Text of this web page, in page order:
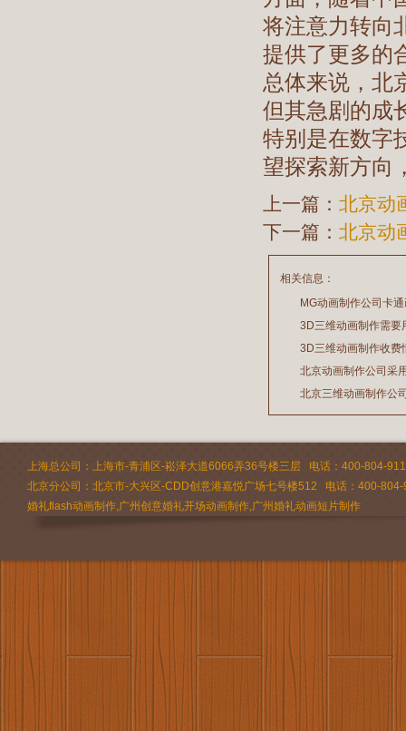
将注意力转向
提供了更多的
总体来说，北
但其急剧的成
特别是在数字
望探索新方向
上一篇： 北京动
下一篇： 北京动
相关信息：
MG动画制作公司卡
2026/07/21
3D三维动画制作需要
2026/03/19
3D三维动画制作收费
2026/02/28
北京动画制作公司采
2026/02/24
北京三维动画制作公
2026/02/09
上海总公司：上海市-青浦区-崧泽大道6066弄36号楼三层 电话：400-804-
北京分公司：北京市-大兴区-CDD创意港嘉悦广场七号楼512 电话：400-
婚礼flash动画制作,广州创意婚礼开场动画制作,广州婚礼动画短片制作